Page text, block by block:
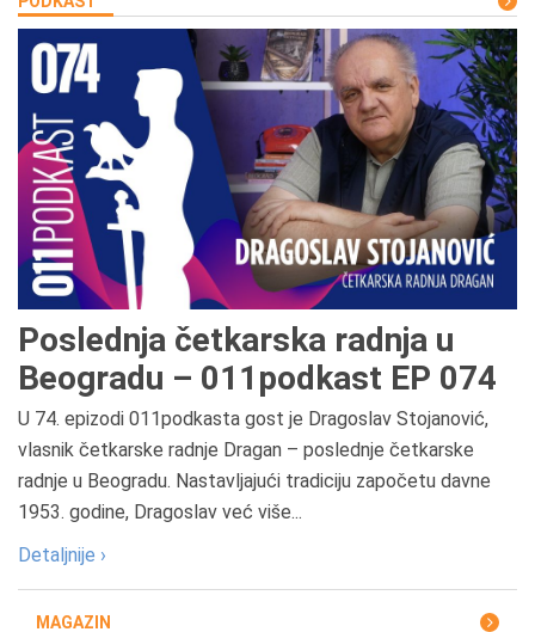
Poslednja četkarska radnja u
Beogradu – 011podkast EP 074
U 74. epizodi 011podkasta gost je Dragoslav Stojanović,
vlasnik četkarske radnje Dragan – poslednje četkarske
radnje u Beogradu. Nastavljajući tradiciju započetu davne
1953. godine, Dragoslav već više...
Detaljnije ›
MAGAZIN